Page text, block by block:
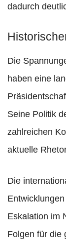
dadurch
Die
haben eine
Seine Politik
zahlreichen
aktuelle
Die
Eskalation im
Folgen für die